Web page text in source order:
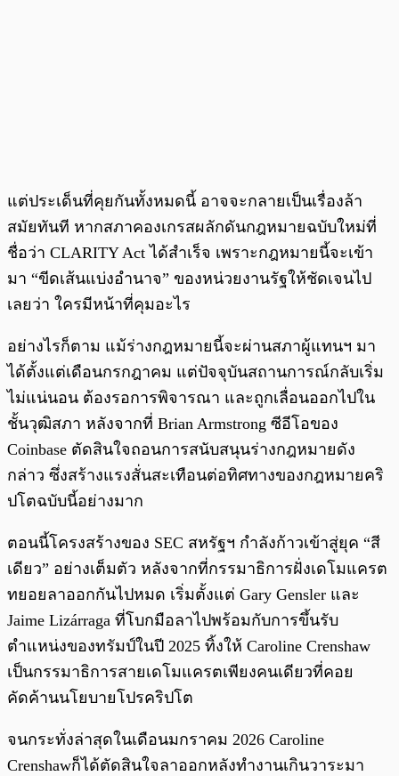
แต่ประเด็นที่คุยกันทั้งหมดนี้ อาจจะกลายเป็นเรื่องล้า
สมัยทันที หากสภาคองเกรสผลักดันกฎหมายฉบับใหม่ที่
ชื่อว่า CLARITY Act ได้สำเร็จ เพราะกฎหมายนี้จะเข้า
มา “ขีดเส้นแบ่งอำนาจ” ของหน่วยงานรัฐให้ชัดเจนไป
เลยว่า ใครมีหน้าที่คุมอะไร
อย่างไรก็ตาม แม้ร่างกฎหมายนี้จะผ่านสภาผู้แทนฯ มา
ได้ตั้งแต่เดือนกรกฎาคม แต่ปัจจุบันสถานการณ์กลับเริ่ม
ไม่แน่นอน ต้องรอการพิจารณา และถูกเลื่อนออกไปใน
ชั้นวุฒิสภา หลังจากที่ Brian Armstrong ซีอีโอของ
Coinbase ตัดสินใจถอนการสนับสนุนร่างกฎหมายดัง
กล่าว ซึ่งสร้างแรงสั่นสะเทือนต่อทิศทางของกฎหมายคริ
ปโตฉบับนี้อย่างมาก
ตอนนี้โครงสร้างของ SEC สหรัฐฯ กำลังก้าวเข้าสู่ยุค “สี
เดียว” อย่างเต็มตัว หลังจากที่กรรมาธิการฝั่งเดโมแครต
ทยอยลาออกกันไปหมด เริ่มตั้งแต่ Gary Gensler และ
Jaime Lizárraga ที่โบกมือลาไปพร้อมกับการขึ้นรับ
ตำแหน่งของทรัมป์ในปี 2025 ทิ้งให้ Caroline Crenshaw
เป็นกรรมาธิการสายเดโมแครตเพียงคนเดียวที่คอย
คัดค้านนโยบายโปรคริปโต
จนกระทั่งล่าสุดในเดือนมกราคม 2026 Caroline
Crenshawก็ได้ตัดสินใจลาออกหลังทำงานเกินวาระมา